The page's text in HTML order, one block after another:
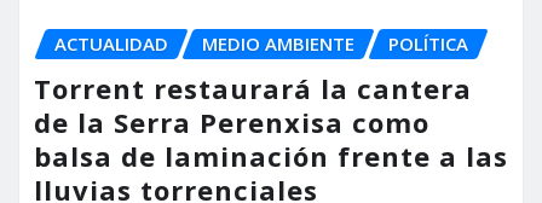
ACTUALIDAD MEDIO AMBIENTE POLÍTICA
Torrent restaurará la cantera
de la Serra Perenxisa como
balsa de laminación frente a las
lluvias torrenciales